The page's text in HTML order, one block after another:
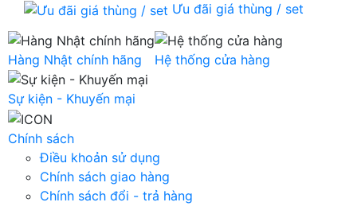
Ưu đãi giá thùng / set
Hàng Nhật chính hãng Hệ thống cửa hàng
Sự kiện - Khuyến mại
Chính sách
Điều khoản sử dụng
Chính sách giao hàng
Chính sách đổi - trả hàng